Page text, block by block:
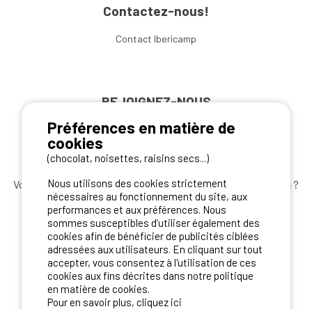
Contactez-nous!
Contact Ibericamp
REJOIGNEZ-NOUS
Vous souhaitez bénéficier desmeilleures offres camping ?
Abonnez-vous à la newsletterdès aujourd'hui
S'ABONNER
NOS PARTENAIRES
Préférences en matière de
cookies
(chocolat, noisettes, raisins secs...)
Nous utilisons des cookies strictement
nécessaires au fonctionnement du site, aux
performances et aux préférences. Nous
sommes susceptibles d’utiliser également des
cookies afin de bénéficier de publicités ciblées
adressées aux utilisateurs. En cliquant sur tout
accepter, vous consentez à l'utilisation de ces
cookies aux fins décrites dans notre politique
en matière de cookies.
Pour en savoir plus, cliquez ici